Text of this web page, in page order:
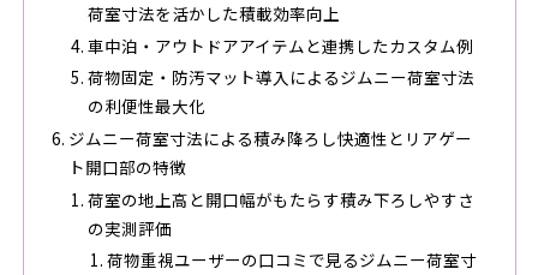
荷室寸法を活かした積載効率向上
車中泊・アウトドアアイテムと連携したカスタム例
荷物固定・防汚マット導入によるジムニー荷室寸法
の利便性最大化
ジムニー荷室寸法による積み降ろし快適性とリアゲー
ト開口部の特徴
荷室の地上高と開口幅がもたらす積み下ろしやすさ
の実測評価
荷物重視ユーザーの口コミで見るジムニー荷室寸